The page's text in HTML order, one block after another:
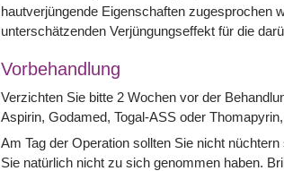
hautverjüngende Eigenschaften zugesprochen
unterschätzenden Verjüngungseffekt für die
Vorbehandlung
Verzichten Sie bitte 2 Wochen vor der
Aspirin, Godamed, Togal-ASS oder
Am Tag der Operation sollten Sie nicht
Sie natürlich nicht zu sich genommen haben.